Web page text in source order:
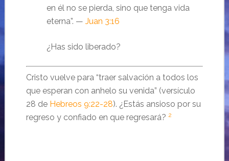
en él no se pierda, sino que tenga vida
eterna”. — Juan 3:16
¿Has sido liberado?
Cristo vuelve para “traer salvación a todos los
que esperan con anhelo su venida” (versículo
28 de Hebreos 9:22-28). ¿Estás ansioso por su
regreso y confiado en que regresará? 2